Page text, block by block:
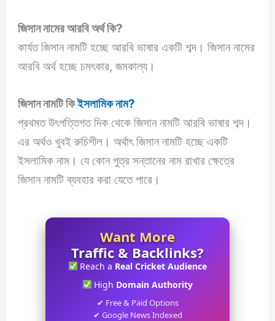
জিসাননামের আরবি অর্থ কি?
কার্যত জিসান নামটি হচ্ছে আরবি ভাষার একটি শব্দ। জিসান নামের
আরবি অর্থ হচ্ছে চমৎকার, জমকাল্য।
জিসান নামটি কিইসলামিক নাম?
প্রথমত উৎপত্তিগত দিক থেকে জিসান নামটি আরবি ভাষার শব্দ।
এর অর্থও খুবই রুচিশীল। অর্থাৎ জিসান নামটি হচ্ছে একটি
ইসলামিক নাম। যে কোন পুত্র সন্তানের নাম রাখার ক্ষেত্রে
জিসান নামটি ব্যবহার করা যেতে পারে।
Want More
Traffic & Backlinks?
Reach a Real Cricket Audience
High Domain Authority
✔ Free & Paid Options
✔ Google News Indexed